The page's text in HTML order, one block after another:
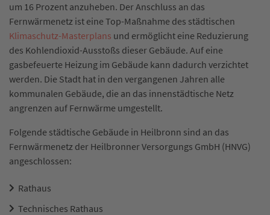
um 16 Prozent anzuheben. Der Anschluss an das
Fernwärmenetz ist eine Top-Maßnahme des städtischen
Klimaschutz-Masterplans und ermöglicht eine Reduzierung
des Kohlendioxid-Ausstoßs dieser Gebäude. Auf eine
gasbefeuerte Heizung im Gebäude kann dadurch verzichtet
werden. Die Stadt hat in den vergangenen Jahren alle
kommunalen Gebäude, die an das innenstädtische Netz
angrenzen auf Fernwärme umgestellt.
Folgende städtische Gebäude in Heilbronn sind an das
Fernwärmenetz der Heilbronner Versorgungs GmbH (HNVG)
angeschlossen:
Rathaus
Technisches Rathaus